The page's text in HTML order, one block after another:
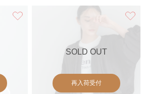
SOLD OUT
再入荷受付